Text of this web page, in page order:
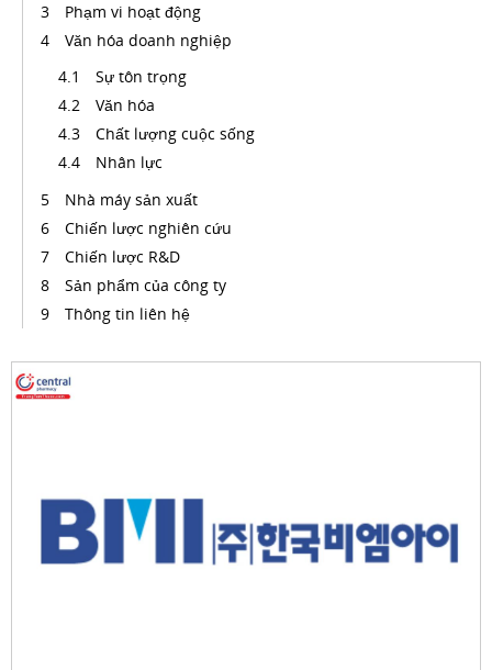
Phạm vi hoạt động
Văn hóa doanh nghiệp
Sự tôn trọng
Văn hóa
Chất lượng cuộc sống
Nhân lực
Nhà máy sản xuất
Chiến lược nghiên cứu
Chiến lược R&D
Sản phẩm của công ty
Thông tin liên hệ